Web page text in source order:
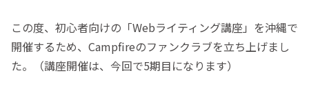
この度、初心者向けの「Webライティング講座」を沖縄で
開催するため、Campfireのファンクラブを立ち上げまし
た。（講座開催は、今回で5期目になります）